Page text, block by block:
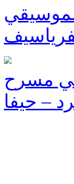
مسرح
– حيفا